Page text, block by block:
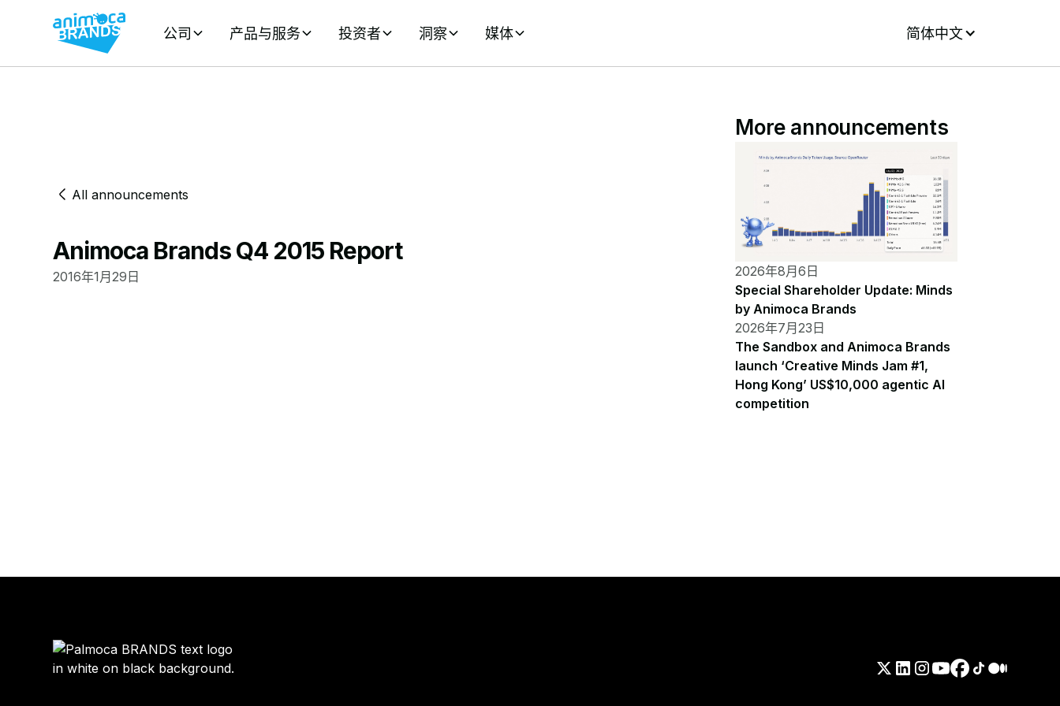
公司 产品与服务 投资者 洞察 媒体 简体中文
All announcements
Animoca Brands Q4 2015 Report
2016年1月29日
More announcements
2026年8月6日
Special Shareholder Update: Minds
by Animoca Brands
2026年7月23日
The Sandbox and Animoca Brands
launch ‘Creative Minds Jam #1,
Hong Kong’ US$10,000 agentic AI
competition